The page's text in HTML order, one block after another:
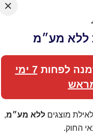
כדי לשפר את החוויה
מע״מ
לפחות 7 ימי
מוצגיםללא מע״מ,